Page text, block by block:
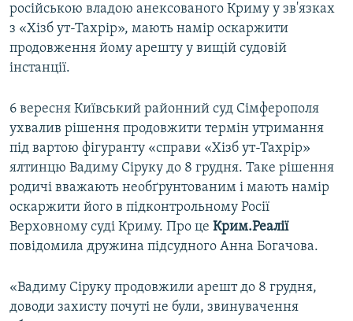
СПЕЦПРОЕКТИ
ДЕПОРТАЦІЯ
ВІДЕОУРОКИ «ELIFBE»
СВІДЧЕННЯ ОКУПАЦІЇ
УКРАЇНСЬКА ПРОБЛЕМА КРИМУ
ІНФОГРАФІКА
ЯК ОБІЙТИ БЛОКУВАННЯ
Qırımtatar
ДОЛУЧАЙСЯ!
Усі сайти RFE/RL
російською владою анексованого Криму у зв'язках
з «Хізб ут-Тахрір», мають намір оскаржити
продовження йому арешту у вищій судовій
інстанції.
6 вересня Київський районний суд Сімферополя
ухвалив рішення продовжити термін утримання
під вартою фігуранту «справи «Хізб ут-Тахрір»
ялтинцю Вадиму Сіруку до 8 грудня. Таке рішення
родичі вважають необґрунтованим і мають намір
оскаржити його в підконтрольному Росії
Верховному суді Криму. Про це Крим.Реалії
повідомила дружина підсудного Анна Богачова.
«Вадиму Сіруку продовжили арешт до 8 грудня,
доводи захисту почуті не були, звинувачення